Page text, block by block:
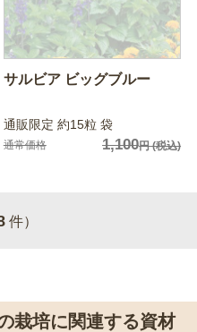
サルビア ビッグブルー
通販限定 約15粒 袋
通常価格 1,100円(税込)
件）
栽培に関連する資材